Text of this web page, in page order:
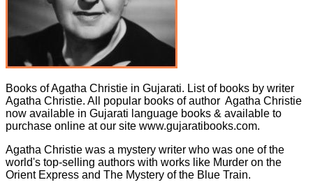
Books of Agatha Christie in Gujarati. List of books by writer
Agatha Christie. All popular books of author Agatha Christie
now available in Gujarati language books & available to
purchase online at our site www.gujaratibooks.com.
Agatha Christie was a mystery writer who was one of the
world's top-selling authors with works like Murder on the
Orient Express and The Mystery of the Blue Train.